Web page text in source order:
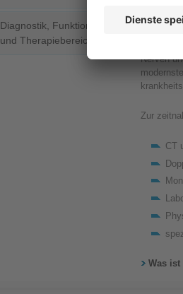
Diagnostik, Funktions-
und Therapiebereiche
(z.B.
Nerven
Zur
CT
Was ist